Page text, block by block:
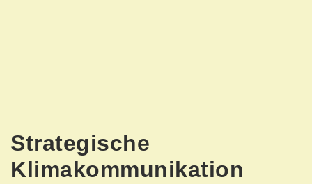
Strategische
Klimakommunikation